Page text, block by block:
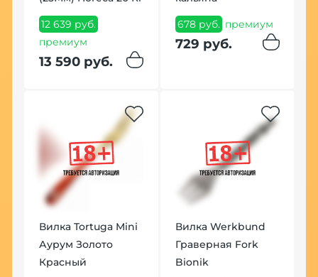
12 639 руб.
премиум
13 590 руб.
678 руб. премиум
729 руб.
Вилка Tortuga Mini
Аурум Золото
Красный
Вилка Werkbund
Граверная Fork
Bionik